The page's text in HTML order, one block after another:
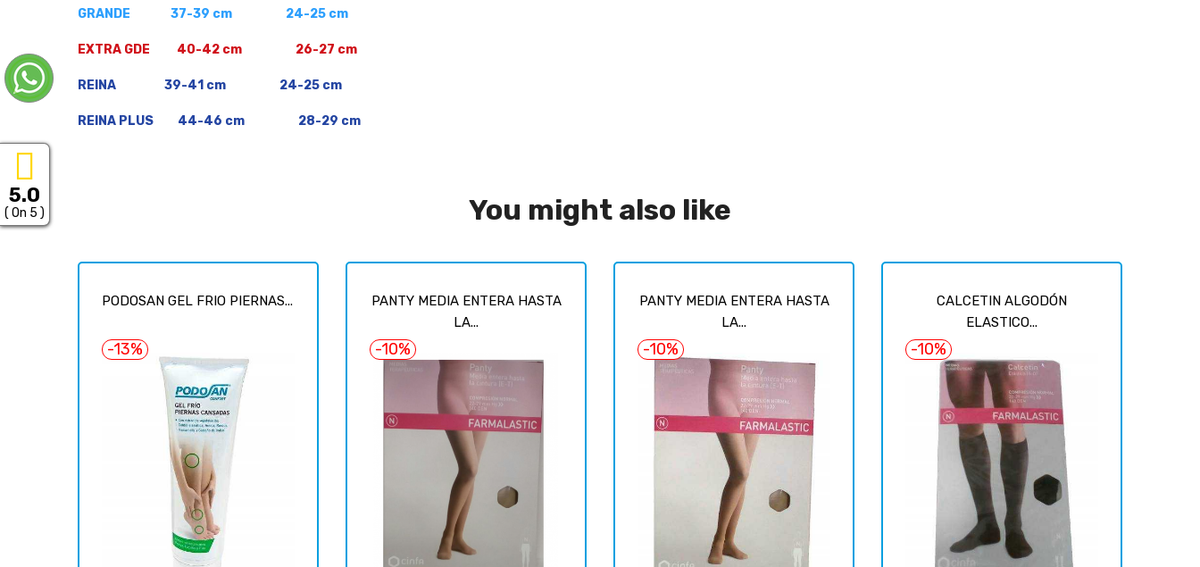
GRANDE 37-39 cm 24-25 cm
EXTRA GDE 40-42 cm 26-27 cm
REINA 39-41 cm 24-25 cm
REINA PLUS 44-46 cm 28-29 cm
You might also like
PODOSAN GEL FRIO PIERNAS...
-13%
PANTY MEDIA ENTERA HASTA
LA...
-10%
PANTY MEDIA ENTERA HASTA
LA...
-10%
CALCETIN ALGODÓN
ELASTICO...
-10%
5.0
( On 5 )